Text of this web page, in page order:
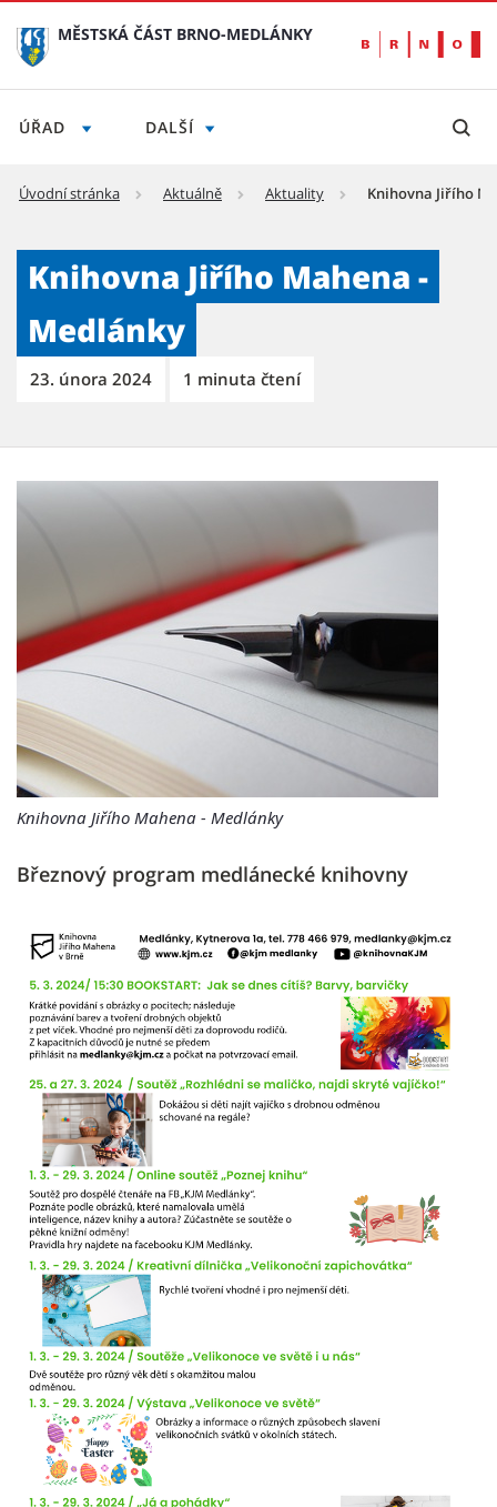
MĚSTSKÁ ČÁST BRNO-MEDLÁNKY
ÚŘAD DALŠÍ
Úvodní stránka Aktuálně Aktuality Knihovna Jiřího
Knihovna Jiřího Mahena -
Medlánky
23. února 2024 1 minuta čtení
Knihovna Jiřího Mahena - Medlánky
Březnový program medlánecké knihovny